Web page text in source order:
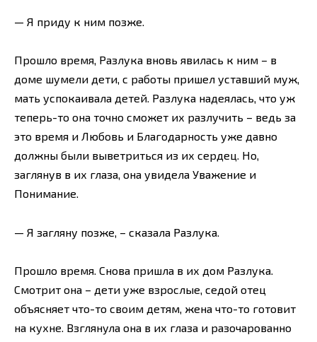
— Я приду к ним позже.
Прошло время, Разлука вновь явилась к ним – в
доме шумели дети, с работы пришел уставший муж,
мать успокаивала детей. Разлука надеялась, что уж
теперь-то она точно сможет их разлучить – ведь за
это время и Любовь и Благодарность уже давно
должны были выветриться из их сердец. Но,
заглянув в их глаза, она увидела Уважение и
Понимание.
— Я загляну позже, – сказала Разлука.
Прошло время. Снова пришла в их дом Разлука.
Смотрит она – дети уже взрослые, седой отец
объясняет что-то своим детям, жена что-то готовит
на кухне. Взглянула она в их глаза и разочарованно